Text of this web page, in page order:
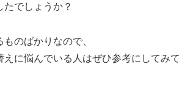
たでしょうか？
のばかりなので、
えに悩んでいる人はぜひ参考にしてみて